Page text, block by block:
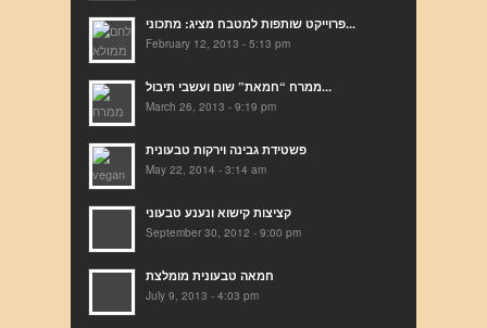
פרוייקט שותפות למטבח מציג: מתכוני...
February 12, 2013 - 5:13 pm
ממרח “חמאת” שום ועשבי תיבול...
March 26, 2013 - 9:19 pm
פשטידת גבינה וירקות טבעונית
May 22, 2014 - 3:14 am
קציצות קישוא ונענע טבעוני
September 30, 2012 - 9:00 pm
חמאה טבעונית מומלצת
July 9, 2013 - 4:03 pm